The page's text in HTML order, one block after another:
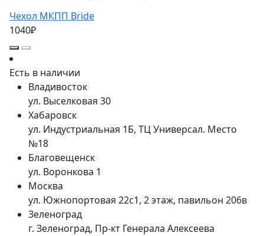
Чехол МКПП Bride
1040₽
Есть в наличии
Владивосток
ул. Выселковая 30
Хабаровск
ул. Индустриальная 1Б, ТЦ Универсал. Место
№18
Благовещенск
ул. Воронкова 1
Москва
ул. Южнопортовая 22с1, 2 этаж, павильон 206в
Зеленоград
г. Зеленоград, Пр-кт Генерала Алексеева